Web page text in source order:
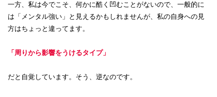
一方、私は今でこそ、何かに酷く凹むことがないので、一般的に
は「メンタル強い」と見えるかもしれませんが、私の自身への見
方はちょっと違ってます。
「周りから影響をうけるタイプ」
だと自覚しています。そう、逆なのです。